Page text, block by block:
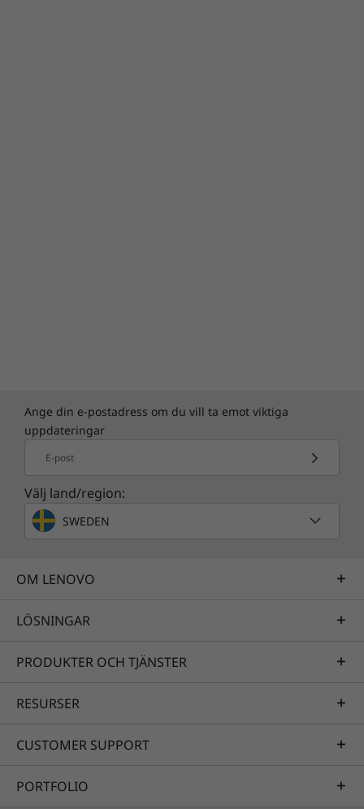
Ange din e-postadress om du vill ta emot viktiga
uppdateringar
E-post
Välj land/region:
SWEDEN
OM LENOVO
LÖSNINGAR
PRODUKTER OCH TJÄNSTER
RESURSER
CUSTOMER SUPPORT
PORTFOLIO